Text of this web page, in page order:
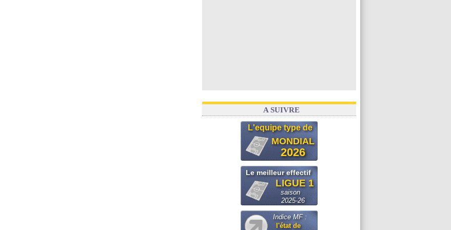
A SUIVRE
L'equipe type de
MONDIAL
2026
Le meilleur effectif
LIGUE 1
saison
2025-26
Indice MF :
l'état de